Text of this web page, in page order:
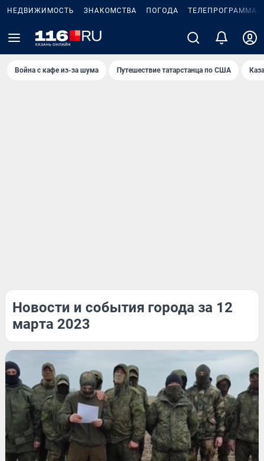
НЕДВИЖИМОСТЬ ЗНАКОМСТВА ПОГОДА ТЕЛЕПРОГРАММА
Война с кафе из-за шума Путешествие татарстанца по США
Новости и события города за 12
марта 2023